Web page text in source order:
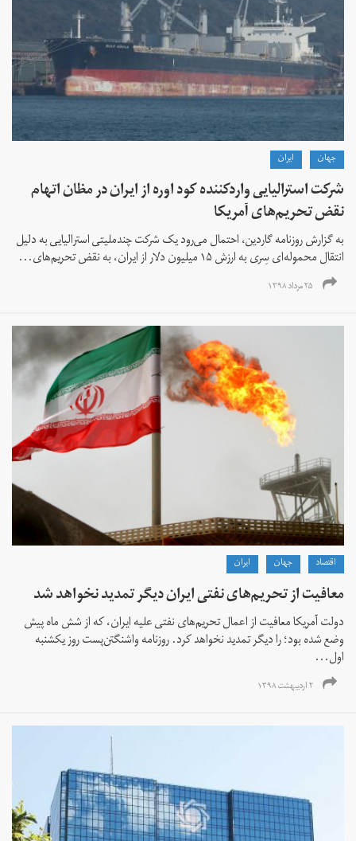
جهان ايران
شرکت استرالیایی وارد‌کننده کود اوره از ایران در مظان اتهام
نقض تحریم‌های آمریکا
به گزارش روزنامه گاردین، احتمال می‌رود یک شرکت چندملیتی استرالیایی به دلیل
انتقال محموله‌ای سِری به ارزش ۱۵ میلیون دلار از ایران، به نقض تحریم‌های...
۲۵ مرداد ۱۳۹۸
اقتصاد جهان ايران
معافیت از تحریم‌های نفتی ایران دیگر تمدید نخواهد شد
دولت آمریکا معافیت از اعمال تحریم‌های نفتی علیه ایران، که از شش ماه پیش
وضع شده بود؛ را دیگر تمدید نخواهد کرد. روزنامه واشنگتن‌پست روز یکشنبه
اول...
۲ اردیبهشت ۱۳۹۸